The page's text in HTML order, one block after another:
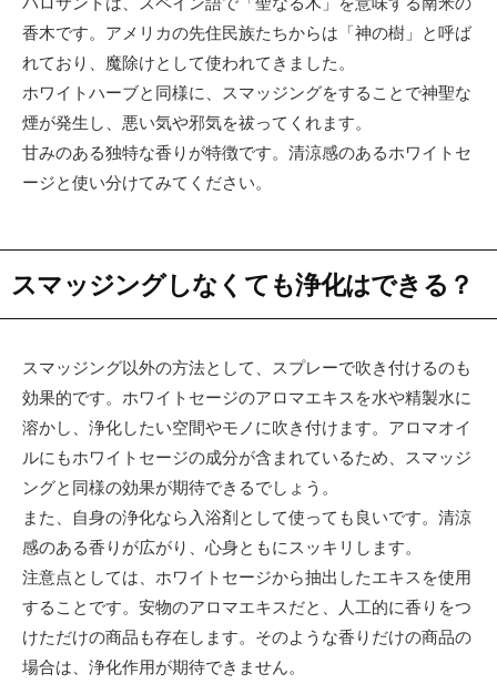
香木です。アメリカの先住民族たちからは「神の樹」と呼ば
れており、魔除けとして使われてきました。
ホワイトハーブと同様に、スマッジングをすることで神聖な
煙が発生し、悪い気や邪気を祓ってくれます。
甘みのある独特な香りが特徴です。清涼感のあるホワイトセ
ージと使い分けてみてください。
スマッジングしなくても浄化はできる？
スマッジング以外の方法として、スプレーで吹き付けるのも
効果的です。ホワイトセージのアロマエキスを水や精製水に
溶かし、浄化したい空間やモノに吹き付けます。アロマオイ
ルにもホワイトセージの成分が含まれているため、スマッジ
ングと同様の効果が期待できるでしょう。
また、自身の浄化なら入浴剤として使っても良いです。清涼
感のある香りが広がり、心身ともにスッキリします。
注意点としては、ホワイトセージから抽出したエキスを使用
することです。安物のアロマエキスだと、人工的に香りをつ
けただけの商品も存在します。そのような香りだけの商品の
場合は、浄化作用が期待できません。